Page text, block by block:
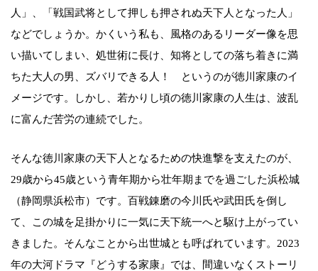
人」、「戦国武将として押しも押されぬ天下人となった人」
などでしょうか。かくいう私も、風格のあるリーダー像を思
い描いてしまい、処世術に長け、知将としての落ち着きに満
ちた大人の男、ズバリできる人！ というのが徳川家康のイ
メージです。しかし、若かりし頃の徳川家康の人生は、波乱
に富んだ苦労の連続でした。
そんな徳川家康の天下人となるための快進撃を支えたのが、
29歳から45歳という青年期から壮年期までを過ごした浜松城
（静岡県浜松市）です。百戦錬磨の今川氏や武田氏を倒し
て、この城を足掛かりに一気に天下統一へと駆け上がってい
きました。そんなことから出世城とも呼ばれています。2023
年の大河ドラマ『どうする家康』では、間違いなくストーリ